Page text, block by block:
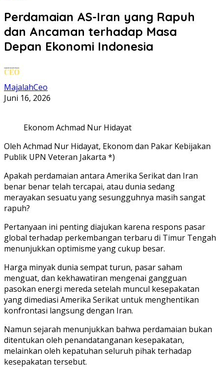
Perdamaian AS-Iran yang Rapuh
dan Ancaman terhadap Masa
Depan Ekonomi Indonesia
MajalahCeo
Juni 16, 2026
Ekonom Achmad Nur Hidayat
Oleh Achmad Nur Hidayat, Ekonom dan Pakar Kebijakan
Publik UPN Veteran Jakarta *)
Apakah perdamaian antara Amerika Serikat dan Iran
benar benar telah tercapai, atau dunia sedang
merayakan sesuatu yang sesungguhnya masih sangat
rapuh?
Pertanyaan ini penting diajukan karena respons pasar
global terhadap perkembangan terbaru di Timur Tengah
menunjukkan optimisme yang cukup besar.
Harga minyak dunia sempat turun, pasar saham
menguat, dan kekhawatiran mengenai gangguan
pasokan energi mereda setelah muncul kesepakatan
yang dimediasi Amerika Serikat untuk menghentikan
konfrontasi langsung dengan Iran.
Namun sejarah menunjukkan bahwa perdamaian bukan
ditentukan oleh penandatanganan kesepakatan,
melainkan oleh kepatuhan seluruh pihak terhadap
kesepakatan tersebut.